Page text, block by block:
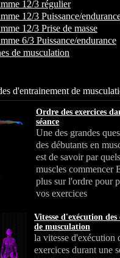
12/3 régulier
12/3 Puissance/
12/3 Prise de masse
6/3 Puissance/endurance
de musculation
d'entrainement de
Ordre des exercices
séance
Une des grandes
des débutants en
est de savoir par quels
muscles commencer
plus sur l'ordre pour
vos exercices
Vitesse d'exécution des
de musculation
la vitesse d'exécution
exercices durant une